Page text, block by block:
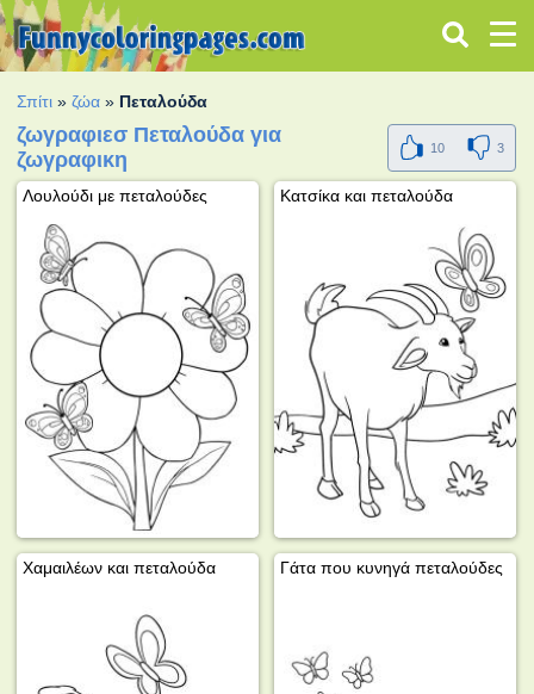
Σπίτι »ζώα » Πεταλούδα
ζωγραφιεσ Πεταλούδα για
ζωγραφικη
10 3
Λουλούδι με πεταλούδες Κατσίκα και πεταλούδα
Χαμαιλέων και πεταλούδα Γάτα που κυνηγά πεταλούδες